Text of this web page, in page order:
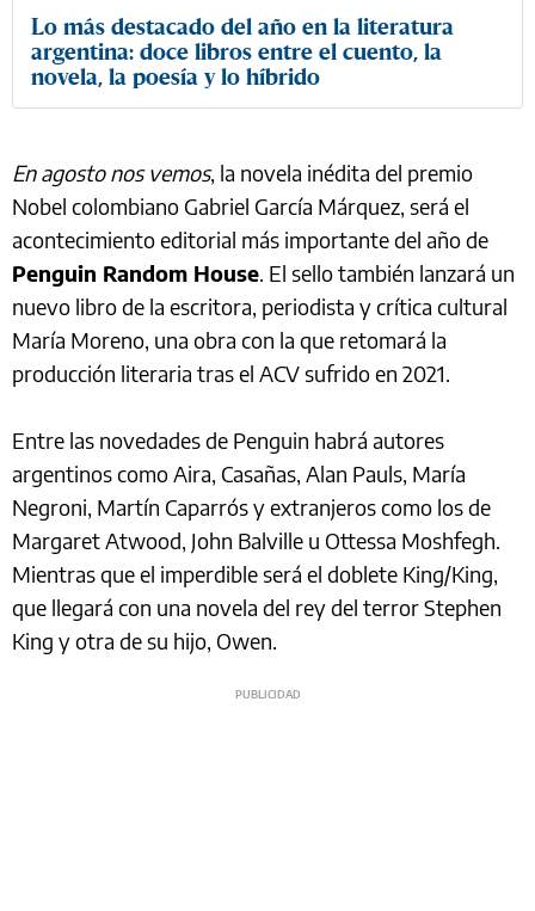
Lo más destacado del año en la literatura
argentina: doce libros entre el cuento, la
novela, la poesía y lo híbrido
En agosto nos vemos, la novela inédita del premio
Nobel colombiano Gabriel García Márquez, será el
acontecimiento editorial más importante del año de
Penguin Random House. El sello también lanzará un
nuevo libro de la escritora, periodista y crítica cultural
María Moreno, una obra con la que retomará la
producción literaria tras el ACV sufrido en 2021.
Entre las novedades de Penguin habrá autores
argentinos como Aira, Casañas, Alan Pauls, María
Negroni, Martín Caparrós y extranjeros como los de
Margaret Atwood, John Balville u Ottessa Moshfegh.
Mientras que el imperdible será el doblete King/King,
que llegará con una novela del rey del terror Stephen
King y otra de su hijo, Owen.